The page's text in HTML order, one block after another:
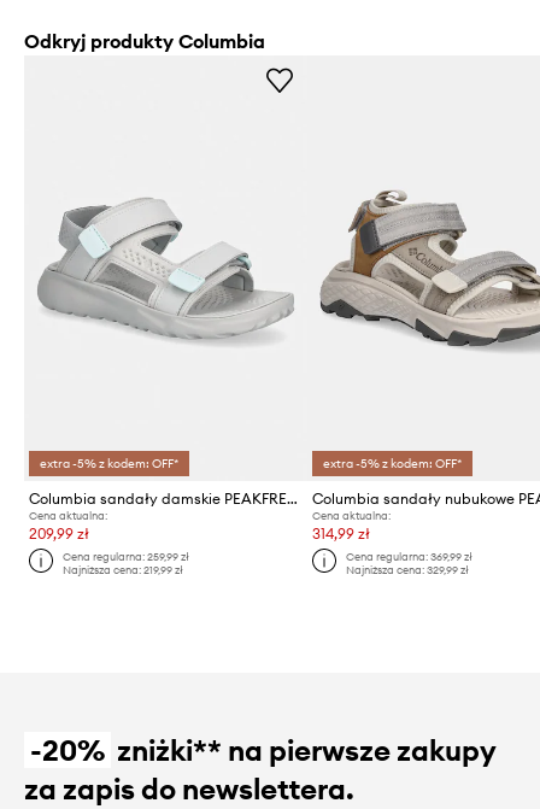
Odkryj produkty Columbia
extra -5% z kodem: OFF*
Columbia sandały damskie PEAKFREAK ROAM
Cena aktualna:
209,99 zł
Cena regularna:259,99 zł
Najniższa cena:219,99 zł
extra -5% z kodem: OFF*
Cena aktualna:
314,99 zł
Cena regularna: 369,99 zł
Najniższa cena: 329,99 zł
-20% zniżki** na pierwsze zakupy
za zapis do newslettera.